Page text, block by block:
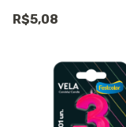
R$5,08